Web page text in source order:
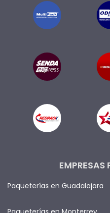
EMPRESAS
Paqueterías en Guadalajara